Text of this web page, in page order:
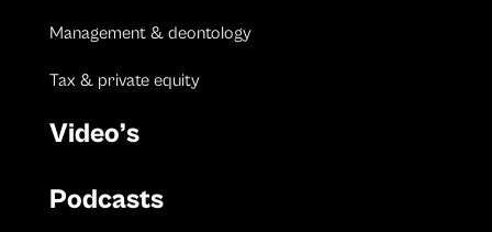
Management & deontology
Tax & private equity
Video’s
Podcasts